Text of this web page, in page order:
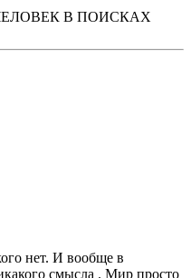
ЧЕЛОВЕК В ПОИСКАХ
нет. И вообще в
смысла . Мир просто